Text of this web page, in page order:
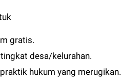
gratis.
desa/kelurahan.
hukum yang merugikan.